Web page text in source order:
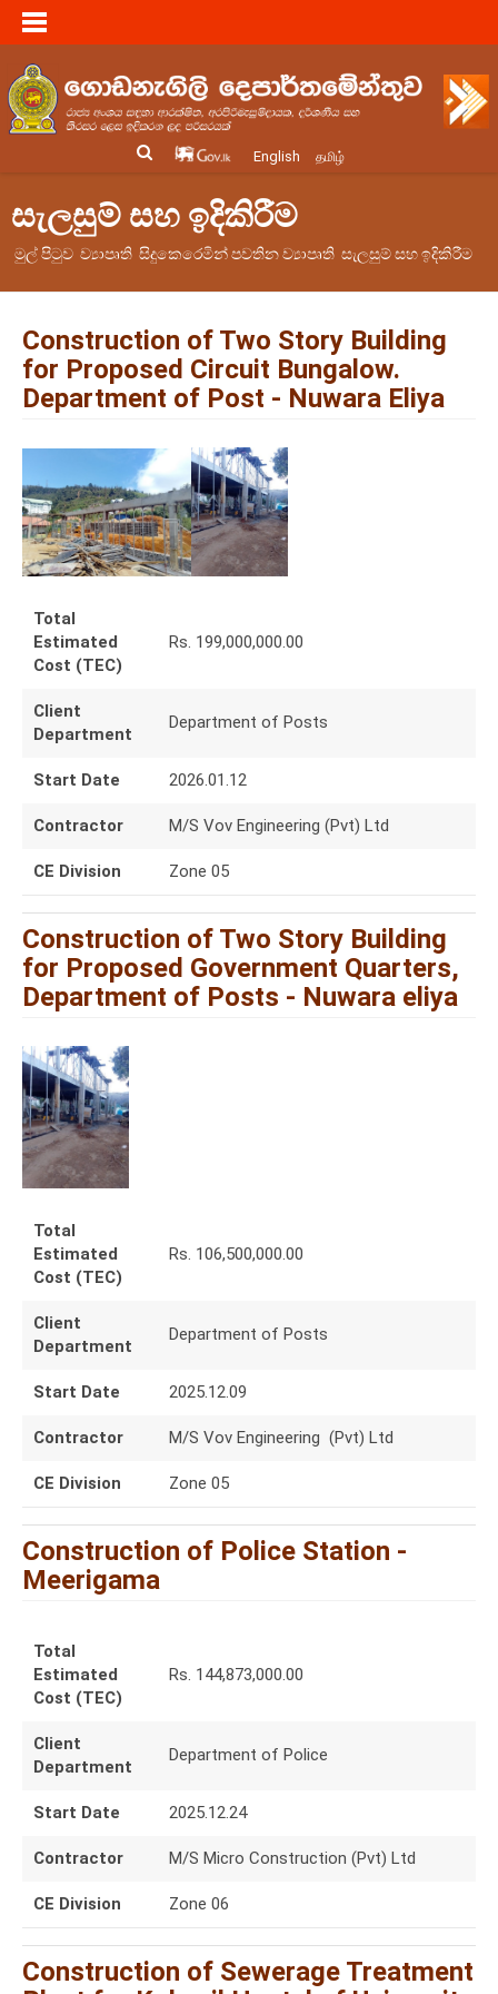
English தமிழ்
සැලසුම් සහ ඉදිකිරීම
මුල් පිටුව ව්‍යාපෘති සිදුකෙරෙමින් පවතින ව්‍යාපෘති සැලසුම් සහ ඉදිකිරීම
Construction of Two Story Building
for Proposed Circuit Bungalow.
Department of Post - Nuwara Eliya
Total
Estimated
Cost (TEC)
Rs. 199,000,000.00
Client
Department
Department of Posts
Start Date 2026.01.12
Contractor M/S Vov Engineering (Pvt) Ltd
CE Division Zone 05
Construction of Two Story Building
for Proposed Government Quarters,
Department of Posts - Nuwara eliya
Total
Estimated
Cost (TEC)
Rs. 106,500,000.00
Client
Department
Department of Posts
Start Date 2025.12.09
Contractor M/S Vov Engineering (Pvt) Ltd
CE Division Zone 05
Construction of Police Station -
Meerigama
Total
Estimated
Cost (TEC)
Rs. 144,873,000.00
Client
Department
Department of Police
Start Date 2025.12.24
Contractor M/S Micro Construction (Pvt) Ltd
CE Division Zone 06
Construction of Sewerage Treatment